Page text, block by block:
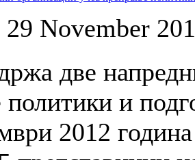
November
две
и
2012